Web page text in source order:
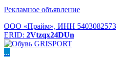
Рекламное объявление
ООО «Прайм», ИНН 5403082573
ERID: 2Vtzqx24DUn
...